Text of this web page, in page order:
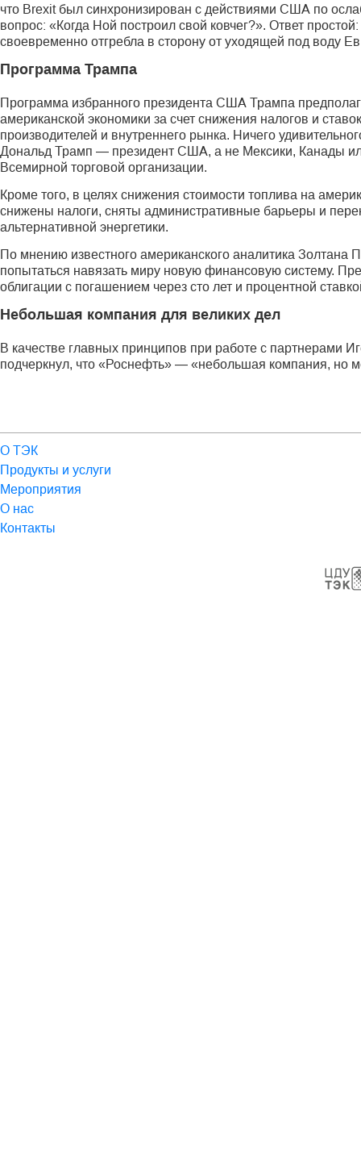
что Brexit был синхронизирован с действиями США по
вопрос: «Когда Ной построил свой ковчег?». Ответ
своевременно отгребла в сторону от уходящей под воду
Программа Трампа
Программа избранного президента США Трампа
американской экономики за счет снижения налогов и
производителей и внутреннего рынка. Ничего
Дональд Трамп — президент США, а не Мексики, Канады
Всемирной торговой организации.
Кроме того, в целях снижения стоимости топлива на
снижены налоги, сняты административные барьеры и
альтернативной энергетики.
По мнению известного американского аналитика
попытаться навязать миру новую финансовую систему.
облигации с погашением через сто лет и процентной
Небольшая компания для великих дел
В качестве главных принципов при работе с партнерами
подчеркнул, что «Роснефть» — «небольшая компания, но
О ТЭК
Продукты и услуги
Мероприятия
О нас
Контакты